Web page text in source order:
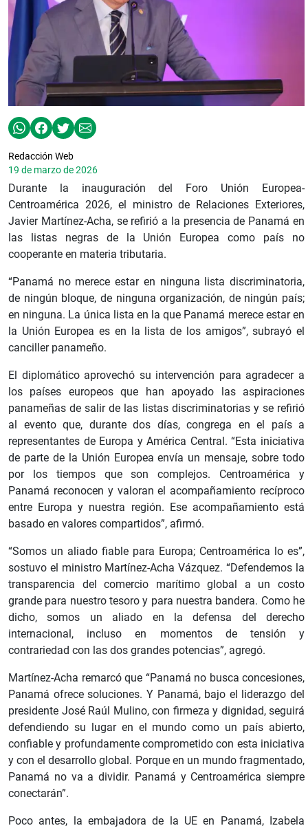
Redacción Web
19 de marzo de 2026
Durante la inauguración del Foro Unión Europea-
Centroamérica 2026, el ministro de Relaciones Exteriores,
Javier Martínez-Acha, se refirió a la presencia de Panamá en
las listas negras de la Unión Europea como país no
cooperante en materia tributaria.
“Panamá no merece estar en ninguna lista discriminatoria,
de ningún bloque, de ninguna organización, de ningún país;
en ninguna. La única lista en la que Panamá merece estar en
la Unión Europea es en la lista de los amigos”, subrayó el
canciller panameño.
El diplomático aprovechó su intervención para agradecer a
los países europeos que han apoyado las aspiraciones
panameñas de salir de las listas discriminatorias y se refirió
al evento que, durante dos días, congrega en el país a
representantes de Europa y América Central. “Esta iniciativa
de parte de la Unión Europea envía un mensaje, sobre todo
por los tiempos que son complejos. Centroamérica y
Panamá reconocen y valoran el acompañamiento recíproco
entre Europa y nuestra región. Ese acompañamiento está
basado en valores compartidos”, afirmó.
“Somos un aliado fiable para Europa; Centroamérica lo es”,
sostuvo el ministro Martínez-Acha Vázquez. “Defendemos la
transparencia del comercio marítimo global a un costo
grande para nuestro tesoro y para nuestra bandera. Como he
dicho, somos un aliado en la defensa del derecho
internacional, incluso en momentos de tensión y
contrariedad con las dos grandes potencias”, agregó.
Martínez-Acha remarcó que “Panamá no busca concesiones,
Panamá ofrece soluciones. Y Panamá, bajo el liderazgo del
presidente José Raúl Mulino, con firmeza y dignidad, seguirá
defendiendo su lugar en el mundo como un país abierto,
confiable y profundamente comprometido con esta iniciativa
y con el desarrollo global. Porque en un mundo fragmentado,
Panamá no va a dividir. Panamá y Centroamérica siempre
conectarán”.
Poco antes, la embajadora de la UE en Panamá, Izabela